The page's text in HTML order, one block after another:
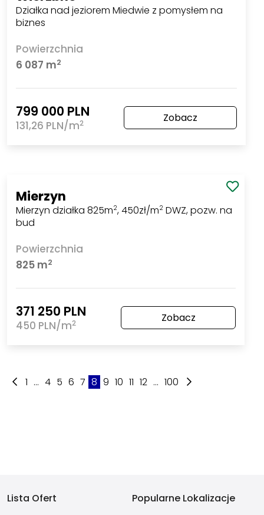
Działka nad jeziorem Miedwie z pomysłem na
biznes
Powierzchnia
6 087 m2
799 000 PLN
131,26 PLN/m2 Zobacz
Mierzyn
Mierzyn działka 825m2, 450zł/m2 DWZ, pozw. na
bud
Powierzchnia
825 m2
371 250 PLN
450 PLN/m2 Zobacz
1 ... 4 5 6 7 8 9 10 11 12 ... 100
Lista Ofert
Popularne Lokalizacje